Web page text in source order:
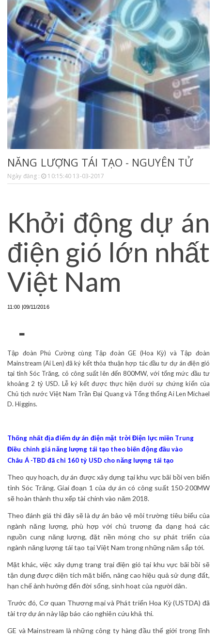
NĂNG LƯỢNG TÁI TẠO - NGUYÊN TỬ
Ngày đăng : 10:15:40 13-03-2017
Khởi động dự án
điện gió lớn nhất
Việt Nam
11:00 |09/11/2016
-
Tập đoàn Phú Cường cùng Tập đoàn GE (Hoa Kỳ) và Tập đoàn
Mainstream (Ai Len) đã ký kết thỏa thuận hợp tác đầu tư dự án điện gió
tại tỉnh Sóc Trăng, có công suất lên đến 800MW, với tổng mức đầu tư
khoảng 2 tỷ USD. Lễ ký kết được thực hiện dưới sự chứng kiến của
Chủ tịch nước Việt Nam Trần Đại Quang và Tổng thống Ai Len Michael
D. Higgins.
Thống nhất địa điểm dự án điện mặt trời Điện lực miền Trung
Điều chỉnh giá năng lượng tái tạo theo biến động đầu vào
Châu Á -TBD đã chi 160 tỷ USD cho năng lượng tái tạo
Theo quy hoạch, dự án được xây dựng tại khu vực bãi bồi ven biển
tỉnh Sóc Trăng. Giai đoạn 1 của dự án có công suất 150-200MW
sẽ hoàn thành thu xếp tài chính vào năm 2018.
Theo đánh giá thì đây sẽ là dự án bảo vệ môi trường tiêu biểu của
ngành năng lượng, phù hợp với chủ trương đa dạng hoá các
nguồn cung năng lượng, đặt nền móng cho sự phát triển của
ngành năng lượng tái tạo tại Việt Nam trong những năm sắp tới.
Mặt khác, việc xây dựng trang trại điện gió tại khu vực bãi bồi sẽ
tận dụng được diện tích mặt biển, nâng cao hiệu quả sử dụng đất,
hạn chế ảnh hưởng đến đời sống, sinh hoạt của người dân.
Trước đó, Cơ quan Thương mại và Phát triển Hoa Kỳ (USTDA) đã
tài trợdự án này lập báo cáo nghiên cứu khả thi.
GE và Mainstream là những công ty hàng đầu thế giới trong lĩnh